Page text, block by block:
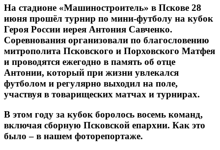
На стадионе «Машиностроитель» в Пскове 28
июня прошёл турнир по мини-футболу на кубок
Героя России иерея Антония Савченко.
Соревнования организовали по благословению
митрополита Псковского и Порховского Матфея
и проводятся ежегодно в память об отце
Антонии, который при жизни увлекался
футболом и регулярно выходил на поле,
участвуя в товарищеских матчах и турнирах.
В этом году за кубок боролось восемь команд,
включая сборную Псковской епархии. Как это
было – в нашем фоторепортаже.